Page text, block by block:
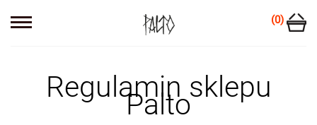
(0)
Regulamin sklepu
Palto